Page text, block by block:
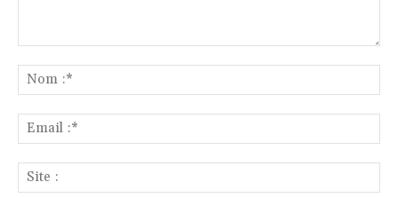
:*
:*
: